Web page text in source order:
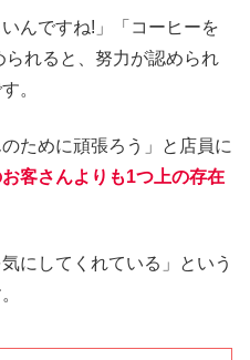
んですね!」「コーヒーを
れると、努力が認められ
。
ために頑張ろう」と店員に
客さんよりも1つ上の存在
にしてくれている」という